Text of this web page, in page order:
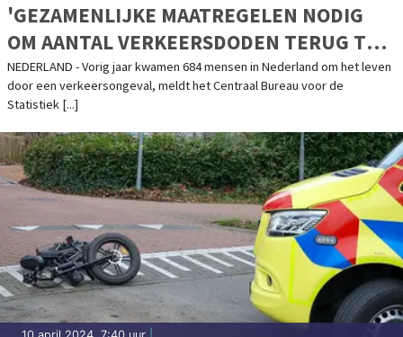
'GEZAMENLIJKE MAATREGELEN NODIG
OM AANTAL VERKEERSDODEN TERUG TE
DRINGEN'
NEDERLAND - Vorig jaar kwamen 684 mensen in Nederland om het leven
door een verkeersongeval, meldt het Centraal Bureau voor de
Statistiek [...]